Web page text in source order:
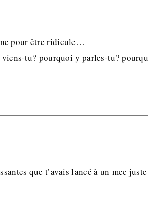
pour être ridicule…
tu? pourquoi y parles-tu?
que t’avais lancé à un mec